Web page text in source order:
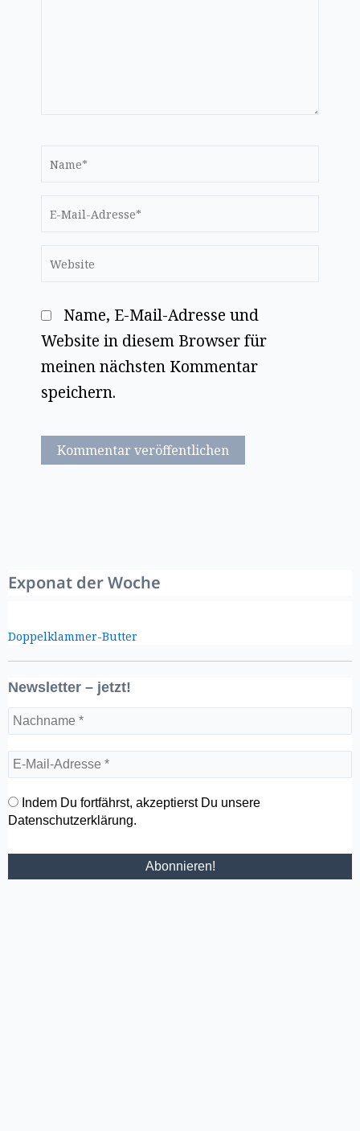
Name*
E-
Adresse*
Website
Name, E-Mail-Adresse und
Website in diesem Browser für
meinen nächsten Kommentar
speichern.
Exponat der Woche
Doppelklammer-Butter
Newsletter – jetzt!
Indem Du fortfährst, akzeptierst Du unsere
Datenschutzerklärung.